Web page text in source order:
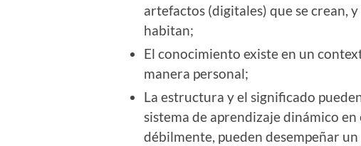
artefactos (digitales) que se crean,
habitan;
El conocimiento existe en un
manera personal;
La estructura y el significado
sistema de aprendizaje dinámico
débilmente, pueden desempeñar